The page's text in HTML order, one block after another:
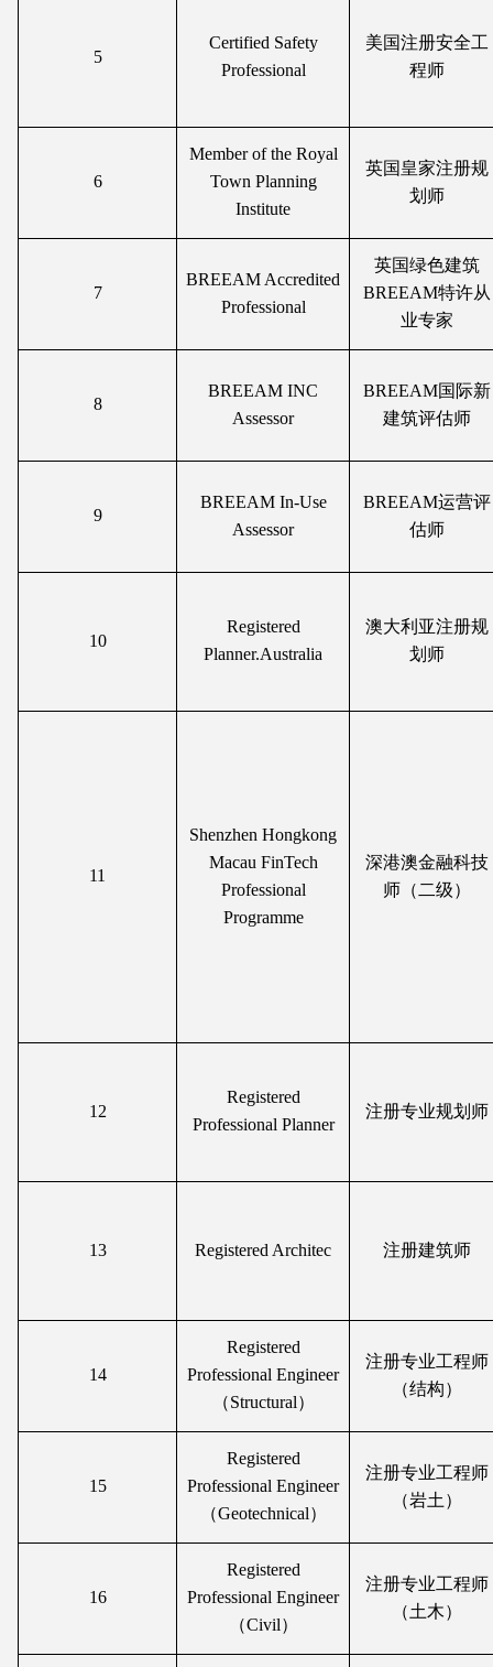
5
Certified Safety
Professional
美国注册安全工
程师
6
Member of the Royal
Town Planning
Institute
英国皇家注册规
划师
7
BREEAM Accredited
Professional
英国绿色建筑
BREEAM特许从
业专家
8
BREEAM INC
Assessor
BREEAM国际新
建筑评估师
9
BREEAM In-Use
Assessor
BREEAM运营评
估师
10
Registered
Planner.Australia
澳大利亚注册规
划师
11
Shenzhen Hongkong
Macau FinTech
Professional
Programme
深港澳金融科技
师（二级）
12
Registered
Professional Planner
注册专业规划师
13 Registered Architec 注册建筑师
14
Registered
Professional Engineer
（Structural）
注册专业工程师
（结构）
15
Registered
Professional Engineer
（Geotechnical）
注册专业工程师
（岩土）
16
Registered
Professional Engineer
（Civil）
注册专业工程师
（土木）